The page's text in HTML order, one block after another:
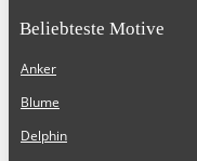
Beliebteste Motive
Anker
Blume
Delphin